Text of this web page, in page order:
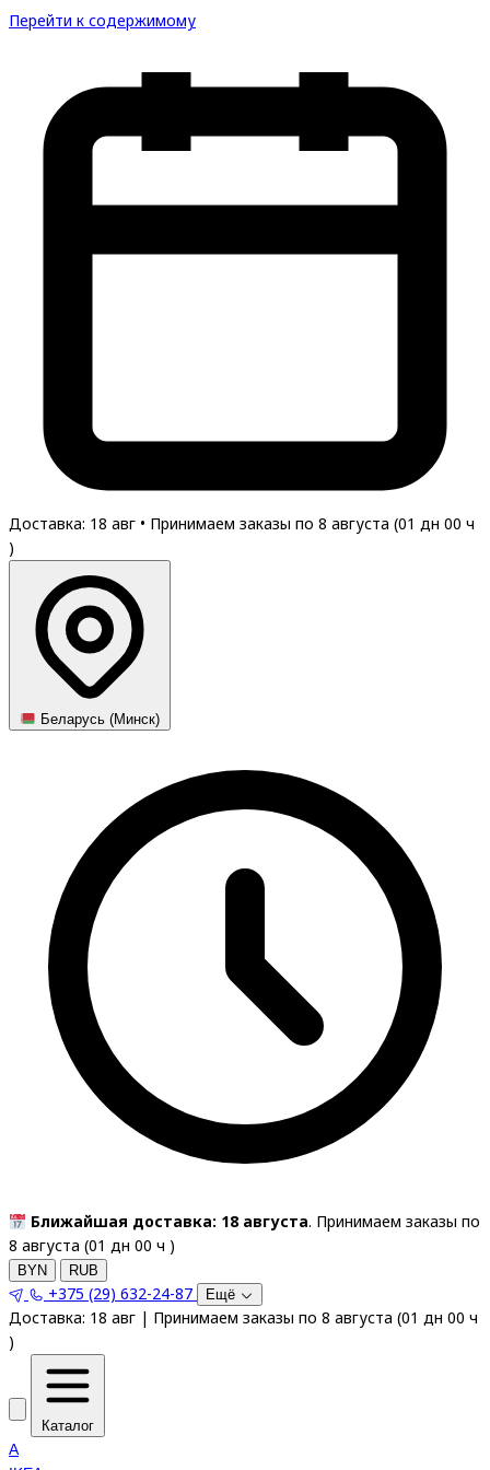
Перейти к содержимому
Доставка: 18 авг • Принимаем заказы по 8 августа (01 дн 00 ч
)
Беларусь (Минск)
Ближайшая доставка: 18 августа. Принимаем заказы по
8 августа (01 дн 00 ч )
BYN RUB
+375 (29) 632-24-87 Ещё
Доставка: 18 авг | Принимаем заказы по 8 августа (01 дн 00 ч
)
Каталог
A